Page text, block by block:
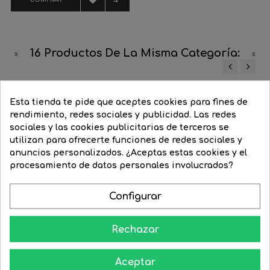
16 Productos De La Misma Categoría:
-40%
Spot Dicroica 50mm LED 6W...
-15%
‹ ›
Esta tienda te pide que aceptes cookies para fines de
rendimiento, redes sociales y publicidad. Las redes
sociales y las cookies publicitarias de terceros se
utilizan para ofrecerte funciones de redes sociales y
anuncios personalizados. ¿Aceptas estas cookies y el
procesamiento de datos personales involucrados?
Configurar
Rechazar
Aceptar